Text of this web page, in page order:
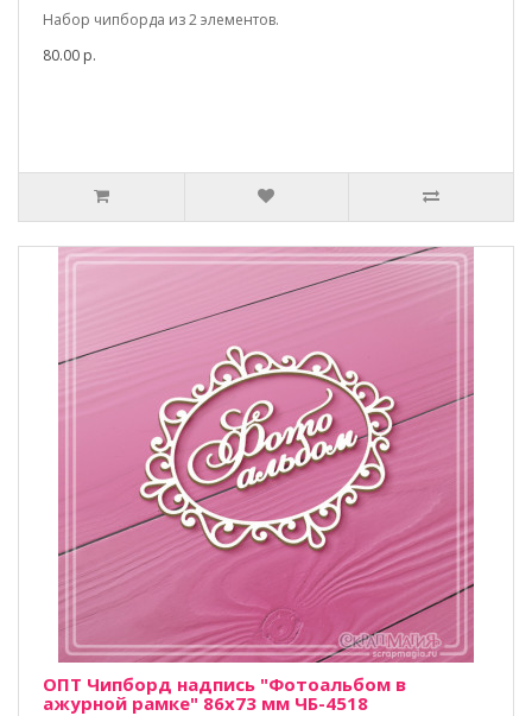
Набор чипборда из 2 элементов.
80.00 р.
ОПТ Чипборд надпись "Фотоальбом в
ажурной рамке" 86х73 мм ЧБ-4518